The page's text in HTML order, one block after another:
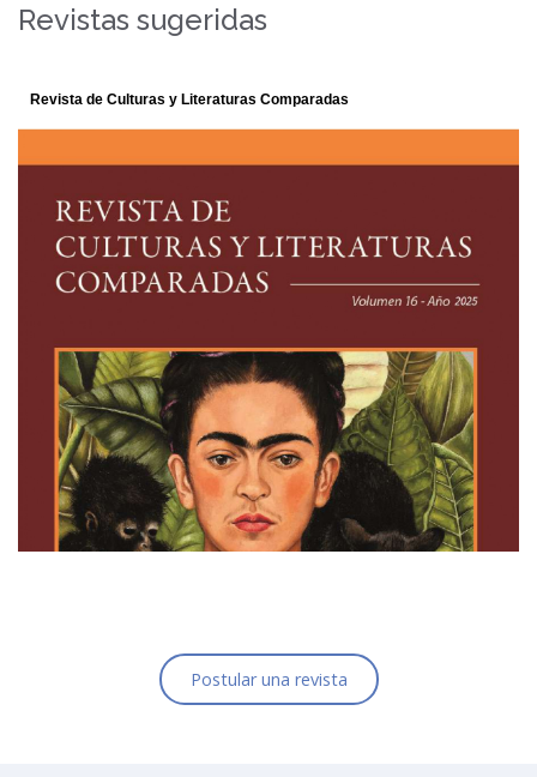
Revistas sugeridas
Polifonías
Postular una revista